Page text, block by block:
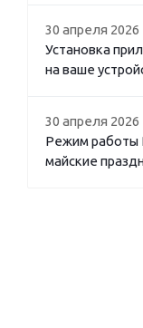
30 апреля 2026
Установка
на ваше
30 апреля 2026
Режим работы
майские